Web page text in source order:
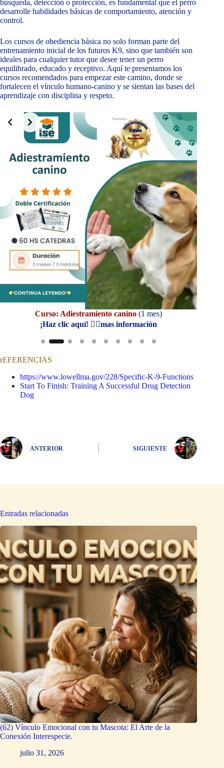
búsqueda, detección o protección, es fundamental que el perro
desarrolle habilidades básicas de comportamiento, atención y
control.
Los cursos de obediencia básica no solo forman parte del
entrenamiento inicial de los futuros K9, sino que también son
ideales para cualquier tutor que desee tener un perro
equilibrado, educado y receptivo. Aquí te presentamos los
cursos recomendados para empezar este camino, donde se
fortalecen el vínculo humano-canino y se sientan las bases del
aprendizaje con disciplina y respeto.
Curso: Adiestramiento canino(1 mes)
¡Haz clic aquí! 👆🏼mas información
Slide 2 of 10
rEFERENCIAS
https://www.lowellma.gov/228/Specific-K-9-Functions
Start To Finish: Training A Successful Drug Detection
Dog
ANTERIOR SIGUIENTE
Entradas relacionadas
(62) Vínculo Emocional con tu Mascota: El Arte de la
Conexión Interespecie.
julio 31, 2026